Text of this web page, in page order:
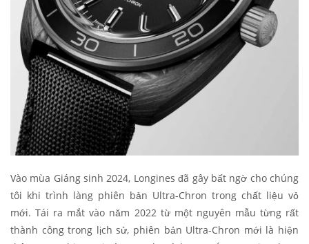
Vào mùa Giáng sinh 2024, Longines đã gây bất ngờ cho chúng
tôi khi trình làng phiên bản Ultra-Chron trong chất liệu vỏ
mới. Tái ra mắt vào năm 2022 từ một nguyên mẫu từng rất
thành công trong lịch sử, phiên bản Ultra-Chron mới là hiện